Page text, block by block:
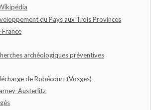
du Pays aux Trois Provinces
France
archéologiques préventives
de Robécourt (Vosges)
Austerlitz